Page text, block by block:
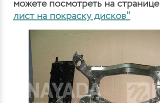
можете посмотреть на странице
лист на покраску дисков"